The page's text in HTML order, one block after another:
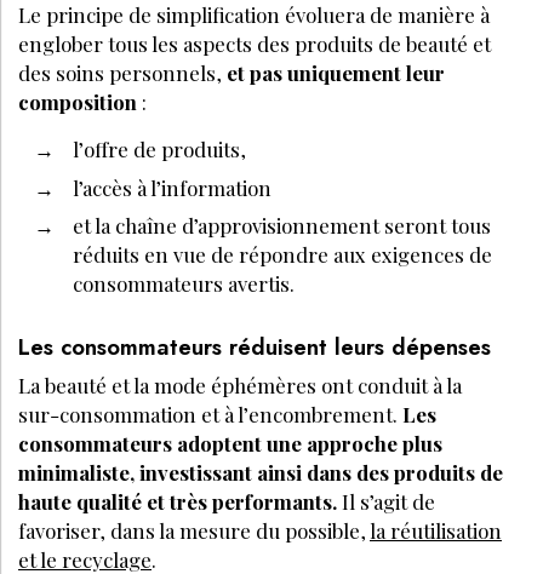
Le principe de simplification évoluera de manière à
englober tous les aspects des produits de beauté et
des soins personnels, et pas uniquement leur
composition :
l’offre de produits,
l’accès à l’information
et la chaîne d’approvisionnement seront tous
réduits en vue de répondre aux exigences de
consommateurs avertis.
Les consommateurs réduisent leurs dépenses
La beauté et la mode éphémères ont conduit à la
sur-consommation et à l’encombrement. Les
consommateurs adoptent une approche plus
minimaliste, investissant ainsi dans des produits de
haute qualité et très performants.Il s’agit de
favoriser, dans la mesure du possible, la réutilisation
et le recyclage.